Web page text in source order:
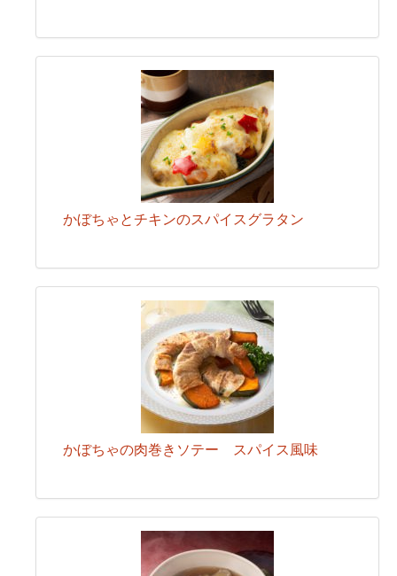
かぼちゃとチキンのスパイスグラタン
かぼちゃの肉巻きソテー スパイス風味